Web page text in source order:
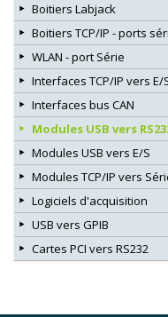
Boitiers Labjack
Boitiers TCP/IP - ports
WLAN - port Série
Interfaces TCP/IP vers E/
Interfaces bus CAN
Modules USB vers
Modules USB vers E/S
Modules TCP/IP vers
Logiciels d'acquisition
USB vers GPIB
Cartes PCI vers RS232